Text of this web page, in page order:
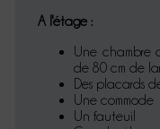
A l'étage :
Une chambre
de 80 cm de
Des placards
Une commode
Un fauteuil